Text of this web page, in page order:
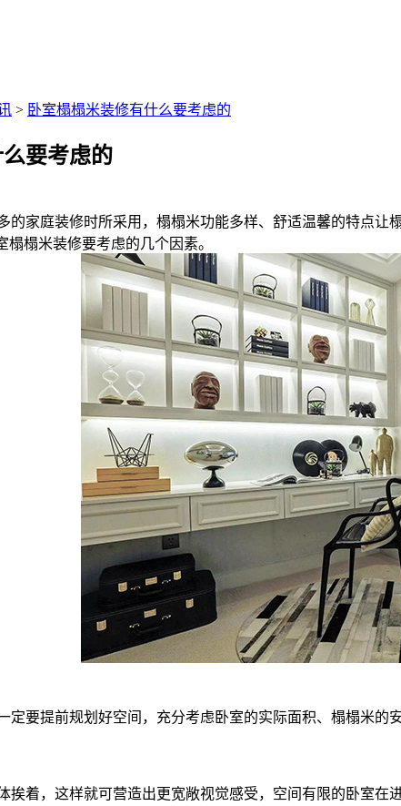
> 卧室榻榻米装修有什么要考虑的
要考虑的
家庭装修时所采用，榻榻米功能多样、舒适温馨的特点让
榻榻米装修要考虑的几个因素。
提前规划好空间，充分考虑卧室的实际面积、榻榻米的
着，这样就可营造出更宽敞视觉感受，空间有限的卧室在